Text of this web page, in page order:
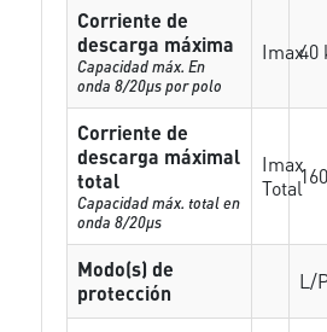
Corriente de
descarga máxima
Capacidad máx. En
onda 8/20µs por polo
Imax40
Corriente de
descarga máximal
total
Capacidad máx. total en
onda 8/20µs
Imax
Total
Modo(s) de
protección
L/